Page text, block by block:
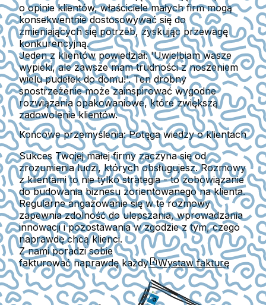
o opinie klientów, właściciele małych firm mogą
konsekwentnie dostosowywać się do
zmieniających się potrzeb, zyskując przewagę
konkurencyjną.
Jeden z klientów powiedział: 'Uwielbiam wasze
wypieki, ale zawsze mam trudności z noszeniem
wielu pudełek do domu!'. Ten drobny
spostrzeżenie może zainspirować wygodne
rozwiązania opakowaniowe, które zwiększą
zadowolenie klientów.
Końcowe przemyślenia: Potęga wiedzy o klientach
Sukces Twojej małej firmy zaczyna się od
zrozumienia ludzi, których obsługujesz. Rozmowy
z klientami to nie tylko strategia - to zobowiązanie
do budowania biznesu zorientowanego na klienta.
Regularne angażowanie się w te rozmowy
zapewnia zdolność do ulepszania, wprowadzania
innowacji i pozostawania w zgodzie z tym, czego
naprawdę chcą klienci.
Z nami poradzi sobie
fakturować naprawdę każdy
Wystaw fakturę